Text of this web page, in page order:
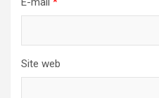
Site web